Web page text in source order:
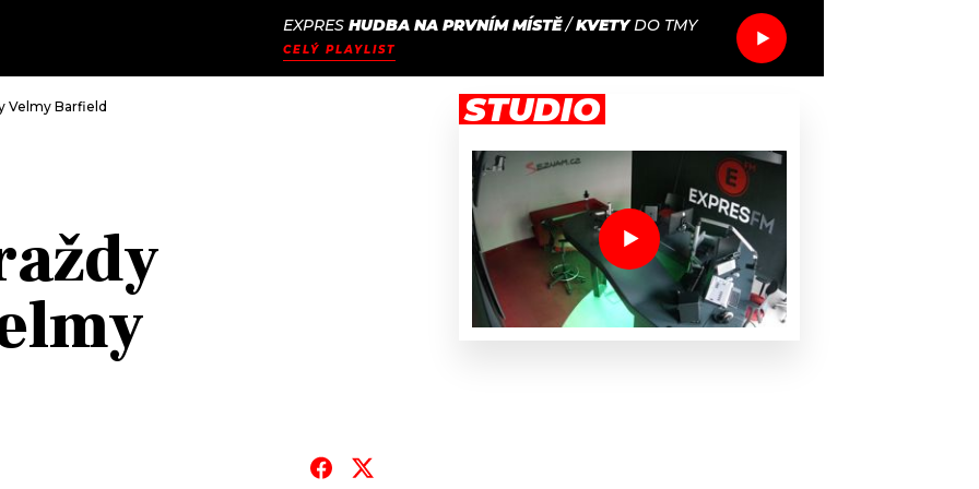
EXPRES HUDBA NA PRVNÍM MÍSTĚ/KVETY DO TMY
CELÝ PLAYLIST
Velmy Barfield STUDIO